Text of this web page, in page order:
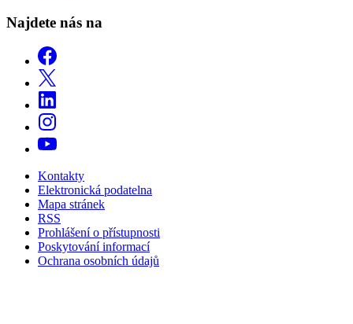
Najdete nás na
Kontakty
Elektronická podatelna
Mapa stránek
RSS
Prohlášení o přístupnosti
Poskytování informací
Ochrana osobních údajů